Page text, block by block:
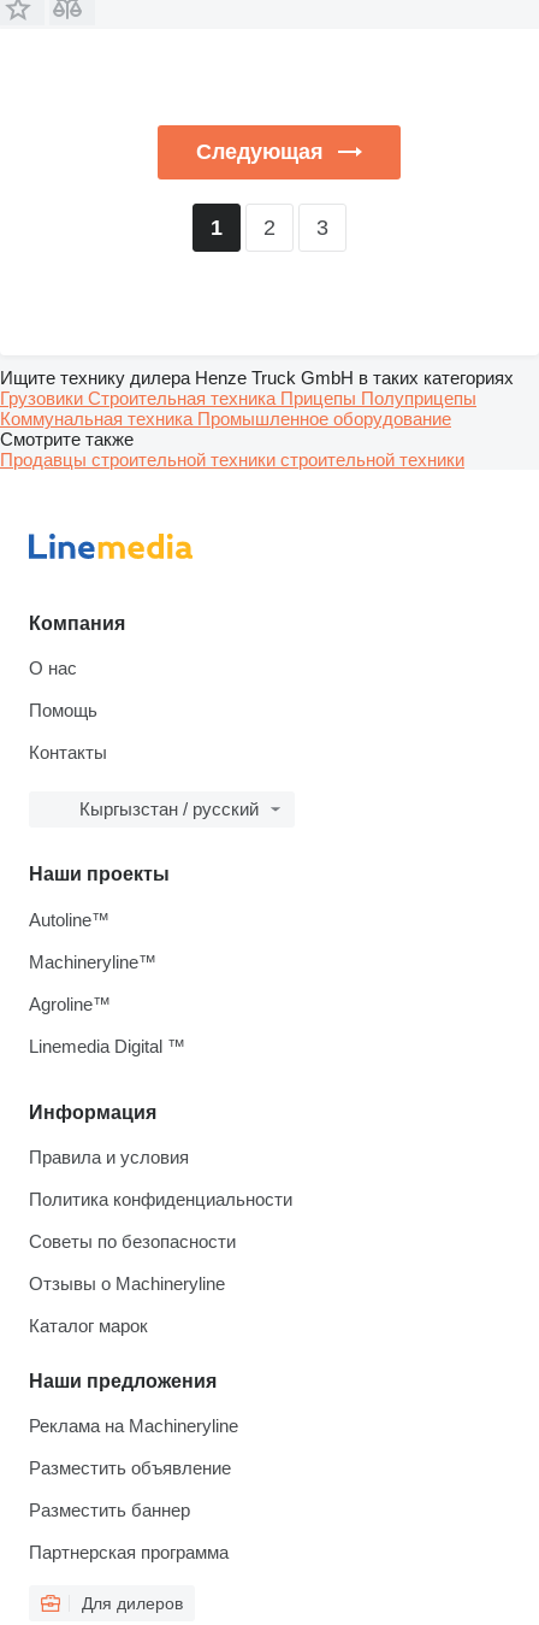
Следующая
1 2 3
Ищите технику дилера Henze Truck GmbH в таких категориях
Грузовики Строительная техника Прицепы Полуприцепы
Коммунальная техника Промышленное оборудование
Смотрите также
Продавцы строительной техники строительной техники
Компания
О нас
Помощь
Контакты
Кыргызстан / русский
Информация
Правила и условия
Политика конфиденциальности
Советы по безопасности
Отзывы о Machineryline
Каталог марок
Наши предложения
Реклама на Machineryline
Разместить объявление
Разместить баннер
Партнерская программа
Для дилеров
Наши проекты
Autoline™
Machineryline™
Agroline™
Linemedia Digital ™